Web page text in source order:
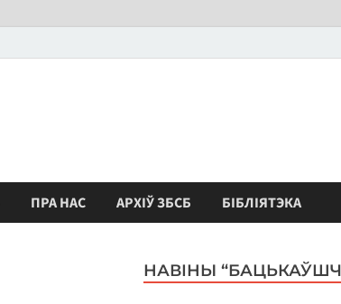
ПРА НАС АРХІЎ ЗБСБ БІБЛІЯТЭКА
НАВІНЫ